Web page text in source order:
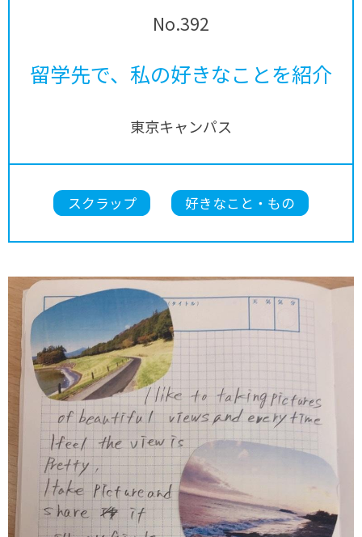
No.392
留学先で、私の好きなことを紹介
東京キャンパス
スクラップ 好きなこと・もの